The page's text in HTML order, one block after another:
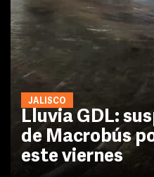
JALISCO
Lluvia GDL:
de Macrobús
este viernes